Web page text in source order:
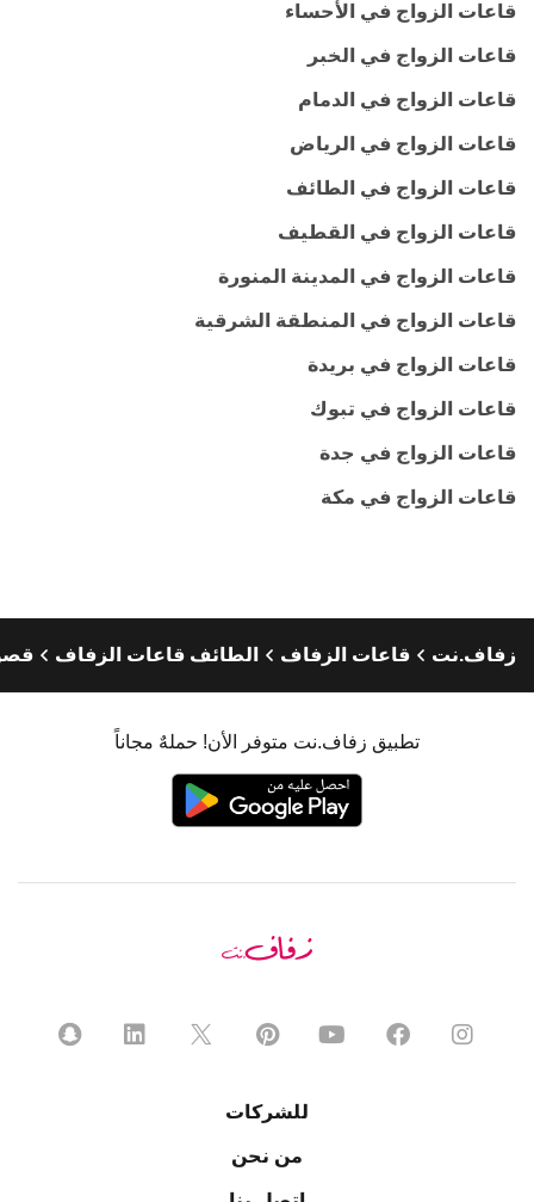
قاعات الزواج في الأحساء
قاعات الزواج في الخبر
قاعات الزواج في الدمام
قاعات الزواج في الرياض
قاعات الزواج في الطائف
قاعات الزواج في القطيف
قاعات الزواج في المدينة المنورة
قاعات الزواج في المنطقة الشرقية
قاعات الزواج في بريدة
قاعات الزواج في تبوك
قاعات الزواج في جدة
قاعات الزواج في مكة
زفاف.نت قاعات الزفاف الطائف قاعات الزفاف
تطبيق زفاف.نت متوفر الأن! حملهٌ مجاناً
للشركات
من نحن